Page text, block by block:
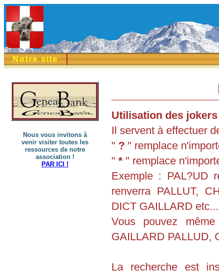
Notre site
Nous vous invitons à
venir visiter toutes les
ressources de notre
association !
PAR ICI !
Utilisation des jokers
Il servent à effectuer
" ? " remplace
" * " remplace
Exemple : PAL?UD
renverra PALLUT,
DICT GAILLARD etc...
Vous pouvez
GAILLARD PALLUD,
La recherche est